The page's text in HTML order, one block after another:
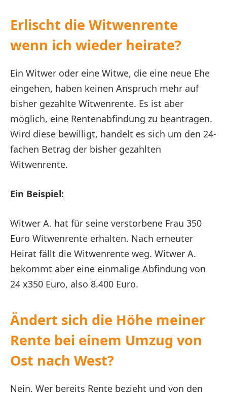
Erlischt die Witwenrente
wenn ich wieder heirate?
Ein Witwer oder eine Witwe, die eine neue Ehe
eingehen, haben keinen Anspruch mehr auf
bisher gezahlte Witwenrente. Es ist aber
möglich, eine Rentenabfindung zu beantragen.
Wird diese bewilligt, handelt es sich um den 24-
fachen Betrag der bisher gezahlten
Witwenrente.
Ein Beispiel:
Witwer A. hat für seine verstorbene Frau 350
Euro Witwenrente erhalten. Nach erneuter
Heirat fällt die Witwenrente weg. Witwer A.
bekommt aber eine einmalige Abfindung von
24 x350 Euro, also 8.400 Euro.
Ändert sich die Höhe meiner
Rente bei einem Umzug von
Ost nach West?
Nein. Wer bereits Rente bezieht und von den